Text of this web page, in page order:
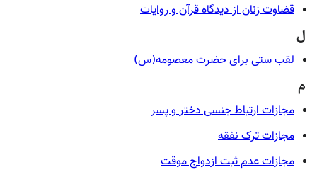
قضاوت زنان از دیدگاه قرآن و روایات
ل
لقب ستی برای حضرت معصومه(س)
م
مجازات ارتباط جنسی دختر و پسر
مجازات ترک نفقه
مجازات عدم ثبت ازدواج موقت